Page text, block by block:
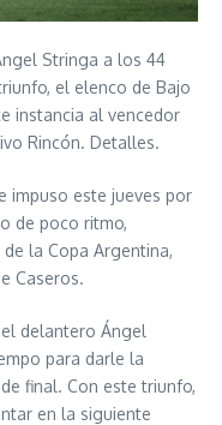
Stringa a los 44
el elenco de Bajo
instancia al vencedor
Rincón. Detalles.
impuso este jueves por
de poco ritmo,
la Copa Argentina,
Caseros.
delantero Ángel
para darle la
final. Con este triunfo,
en la siguiente